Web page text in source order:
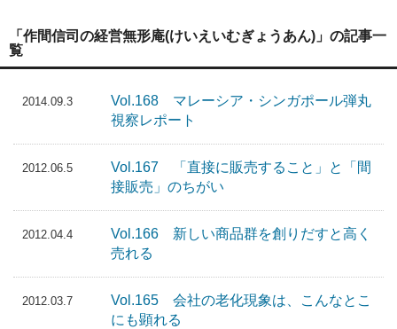
「作間信司の経営無形庵(けいえいむぎょうあん)」の記事一
覧
2014.09.3
Vol.168 マレーシア・シンガポール弾丸
視察レポート
2012.06.5
Vol.167 「直接に販売すること」と「間
接販売」のちがい
2012.04.4
Vol.166 新しい商品群を創りだすと高く
売れる
2012.03.7
Vol.165 会社の老化現象は、こんなとこ
にも顕れる